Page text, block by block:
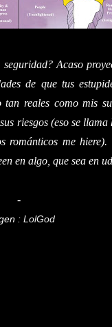
Acaso
de que tus
reales como mis
riesgos (eso se
me hiere).
en algo, que sea en
-
: LolGod